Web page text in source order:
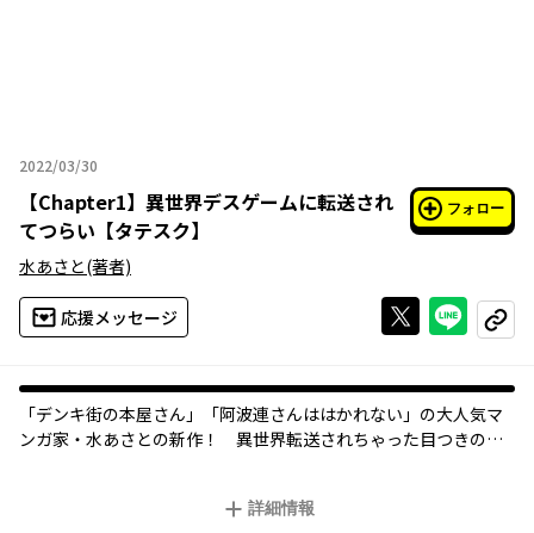
2022/03/30
2022年03月30日
【Chapter1】 異世界デスゲームに転送され
てつらい【タテスク】
フォロー
水あさと(著者)
応援メッセージ Xで投稿する
ライン
コピー
「デンキ街の本屋さん」「阿波連さんははかれない」の大人気マ
ンガ家・水あさとの新作！ 異世界転送されちゃった目つきの悪
詳細情報